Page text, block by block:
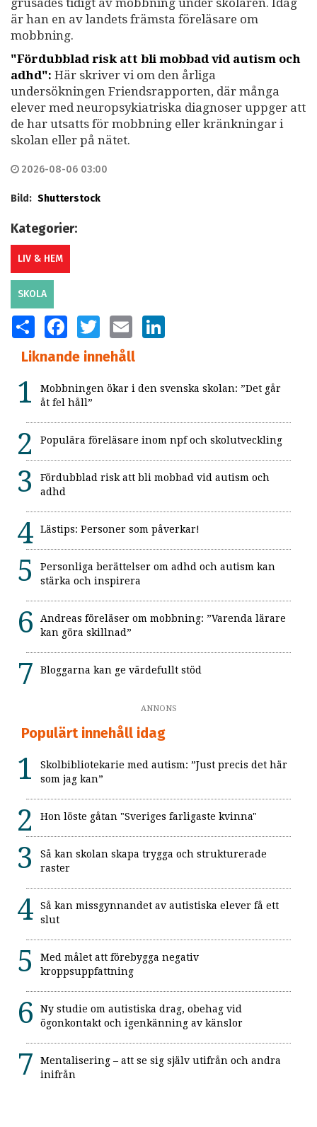
är han en av landets främsta föreläsare om
mobbning.
"Fördubblad risk att bli mobbad vid autism och
adhd": Här skriver vi om den årliga
undersökningen Friendsrapporten, där många
elever med neuropsykiatriska diagnoser uppger att
de har utsatts för mobbning eller kränkningar i
skolan eller på nätet.
2026-08-06 03:00
Bild: Shutterstock
Kategorier:
LIV & HEM
SKOLA
SHARE FACEBOOKTWITTER EMAIL
Liknande innehåll
Mobbningen ökar i den svenska skolan: ”Det går
åt fel håll”
Populära föreläsare inom npf och skolutveckling
Fördubblad risk att bli mobbad vid autism och
adhd
Lästips: Personer som påverkar!
Personliga berättelser om adhd och autism kan
stärka och inspirera
Andreas föreläser om mobbning: ”Varenda lärare
kan göra skillnad”
Bloggarna kan ge värdefullt stöd
ANNONS
Populärt innehåll idag
Skolbibliotekarie med autism: ”Just precis det här
som jag kan”
Hon löste gåtan "Sveriges farligaste kvinna"
Så kan skolan skapa trygga och strukturerade
raster
Så kan missgynnandet av autistiska elever få ett
slut
Med målet att förebygga negativ
kroppsuppfattning
Ny studie om autistiska drag, obehag vid
ögonkontakt och igenkänning av känslor
Mentalisering – att se sig själv utifrån och andra
inifrån